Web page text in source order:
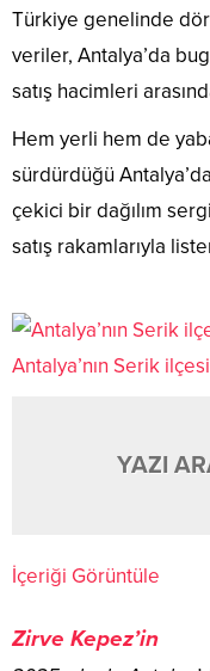
Türkiye genelinde
veriler, Antalya’da
satış hacimleri
Hem yerli hem de
sürdürdüğü
çekici bir dağılım
satış rakamlarıyla
Antalya’nın Serik
YAZI
İçeriği Görüntüle
Zirve Kepez’in